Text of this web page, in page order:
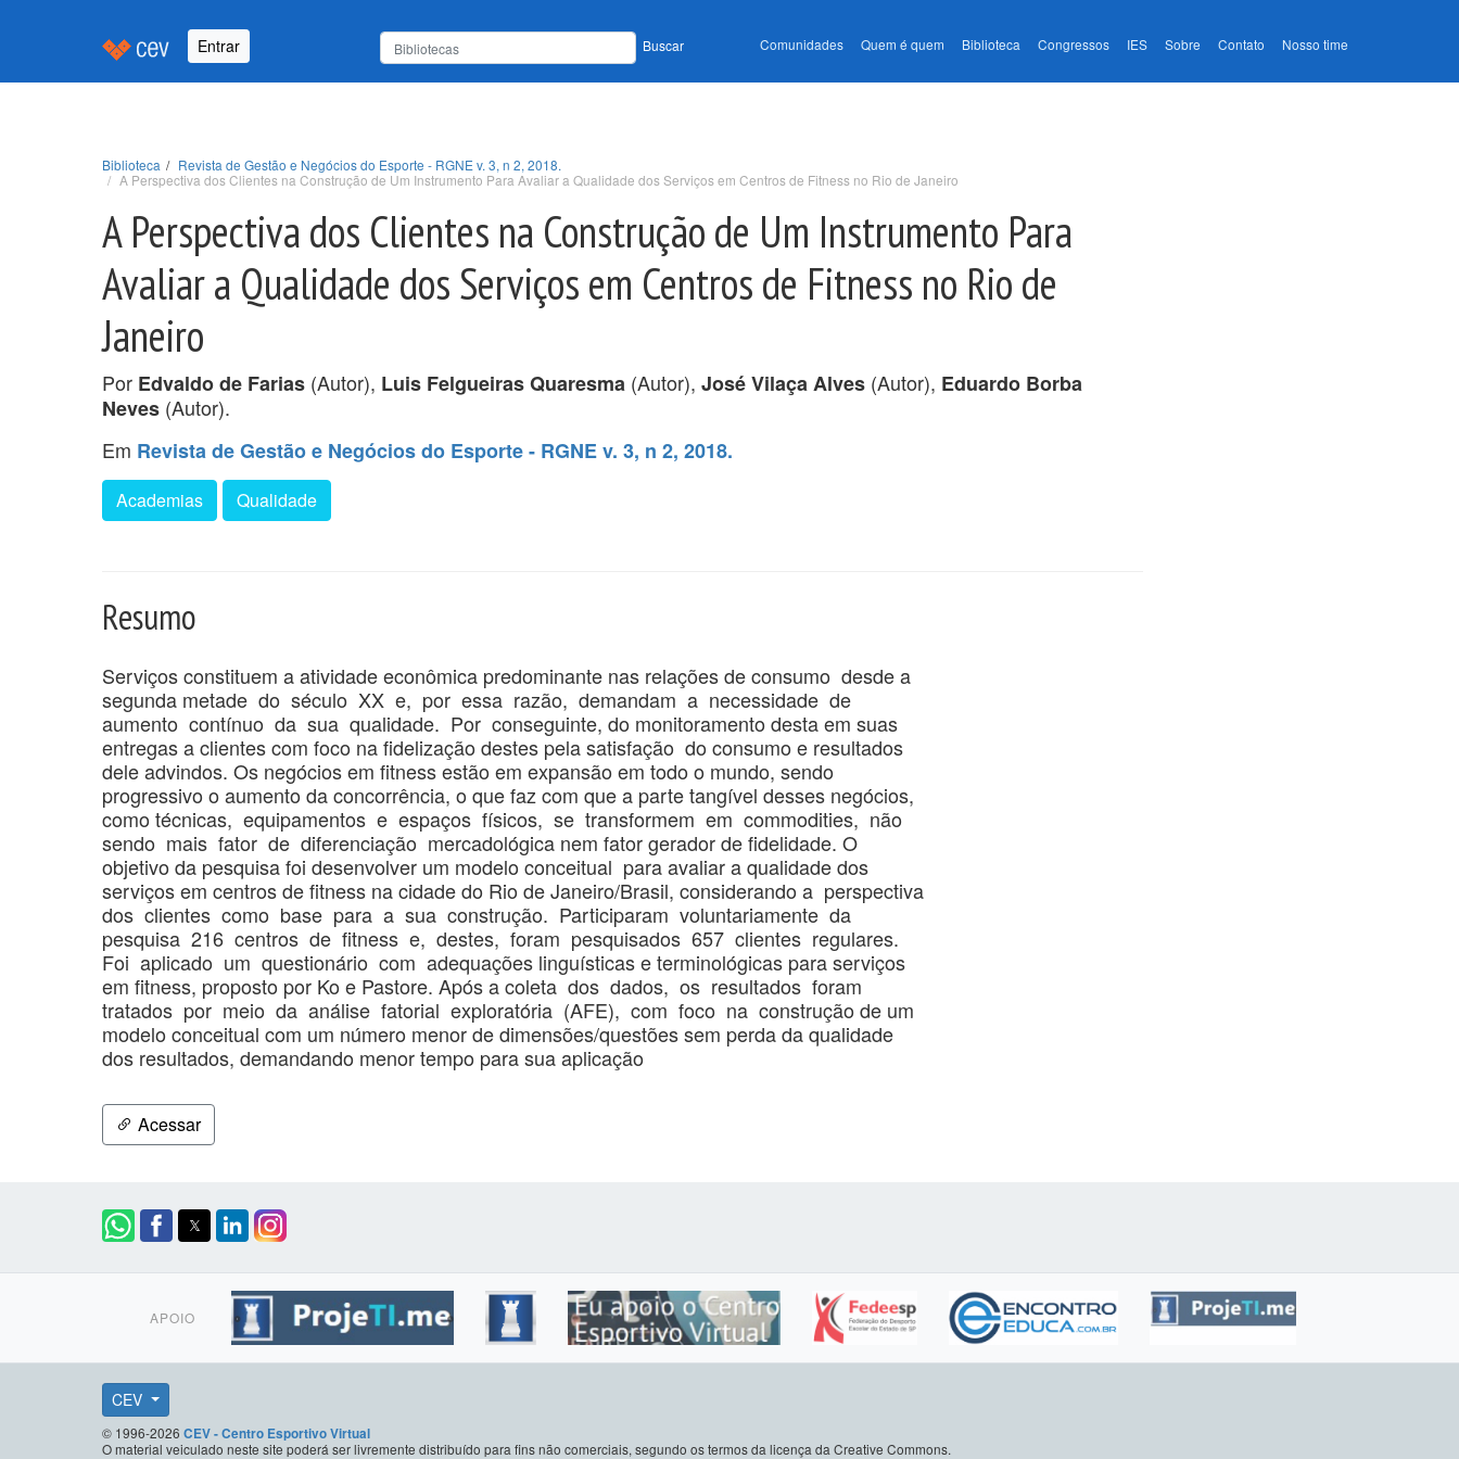
Entrar Buscar Comunidades Quem é quem Biblioteca Congressos IES Sobre Contato Nosso time
Biblioteca
Revista de Gestão e Negócios do Esporte - RGNE v. 3, n 2, 2018.
A Perspectiva dos Clientes na Construção de Um Instrumento Para Avaliar a Qualidade dos Serviços em Centros de Fitness no Rio de Janeiro
A Perspectiva dos Clientes na Construção de Um Instrumento Para
Avaliar a Qualidade dos Serviços em Centros de Fitness no Rio de
Janeiro
Por Edvaldo de Farias (Autor), Luis Felgueiras Quaresma (Autor), José Vilaça Alves (Autor), Eduardo Borba
Neves (Autor).
Em Revista de Gestão e Negócios do Esporte - RGNE v. 3, n 2, 2018.
Academias Qualidade
Resumo
Serviços constituem a atividade econômica predominante nas relações de consumo desde a
segunda metade do século XX e, por essa razão, demandam a necessidade de
aumento contínuo da sua qualidade. Por conseguinte, do monitoramento desta em suas
entregas a clientes com foco na fidelização destes pela satisfação do consumo e resultados
dele advindos. Os negócios em fitness estão em expansão em todo o mundo, sendo
progressivo o aumento da concorrência, o que faz com que a parte tangível desses negócios,
como técnicas, equipamentos e espaços físicos, se transformem em commodities, não
sendo mais fator de diferenciação mercadológica nem fator gerador de fidelidade. O
objetivo da pesquisa foi desenvolver um modelo conceitual para avaliar a qualidade dos
serviços em centros de fitness na cidade do Rio de Janeiro/Brasil, considerando a perspectiva
dos clientes como base para a sua construção. Participaram voluntariamente da
pesquisa 216 centros de fitness e, destes, foram pesquisados 657 clientes regulares.
Foi aplicado um questionário com adequações linguísticas e terminológicas para serviços
em fitness, proposto por Ko e Pastore. Após a coleta dos dados, os resultados foram
tratados por meio da análise fatorial exploratória (AFE), com foco na construção de um
modelo conceitual com um número menor de dimensões/questões sem perda da qualidade
dos resultados, demandando menor tempo para sua aplicação
Acessar
APOIO
CEV
© 1996-2026 CEV - Centro Esportivo Virtual
O material veiculado neste site poderá ser livremente distribuído para fins não comerciais, segundo os termos da licença da Creative Commons.